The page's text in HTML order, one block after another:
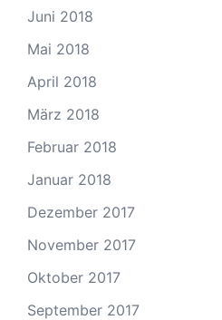
Juni 2018
Mai 2018
April 2018
März 2018
Februar 2018
Januar 2018
Dezember 2017
November 2017
Oktober 2017
September 2017